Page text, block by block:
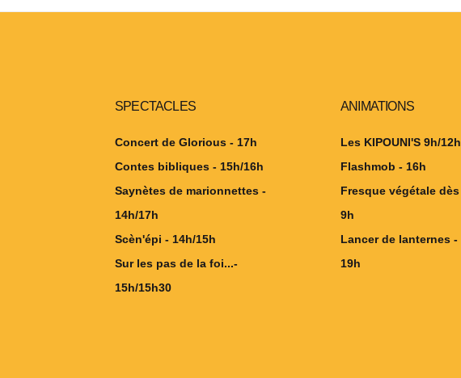
SPECTACLES
Concert de Glorious - 17h
Contes bibliques - 15h/16h
Saynètes de marionnettes -
14h/17h
Scèn'épi - 14h/15h
Sur les pas de la foi...-
15h/15h30
ANIMATIONS
Les KIPOUNI'S 9h/12h
Flashmob - 16h
Fresque végétale dès
9h
Lancer de lanternes -
19h